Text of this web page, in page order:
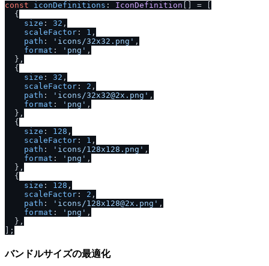
const
iconDefinitions : IconDefinition [] = [
  {
size : 32 ,
scaleFactor : 1 ,
path : 'icons/32x32.png' ,
format : 'png' ,
  },
  {
size : 32 ,
scaleFactor : 2 ,
path : 'icons/32x32@2x.png' ,
format : 'png' ,
  },
  {
size : 128 ,
scaleFactor : 1 ,
path : 'icons/128x128.png' ,
format : 'png' ,
  },
  {
size : 128 ,
scaleFactor : 2 ,
path : 'icons/128x128@2x.png' ,
format : 'png' ,
  },
バンドルサイズの最適化